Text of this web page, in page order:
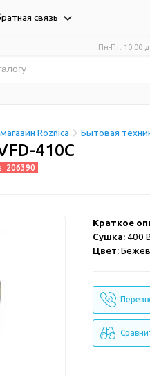
связь
Пн-Пт: 10:00
Roznica Бытовая
410C
206390
Краткое
Сушка:400
Цвет: